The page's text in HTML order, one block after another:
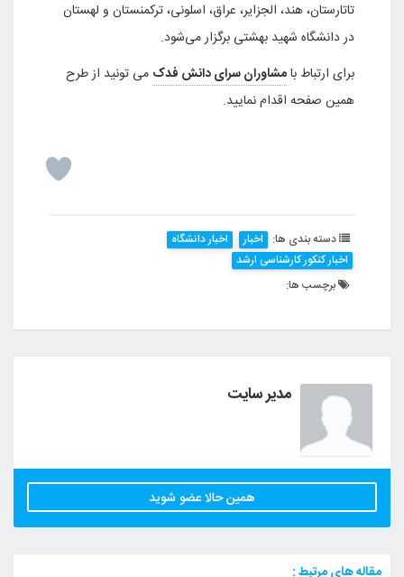
تاتارستان، هند، الجزایر، عراق، اسلونی، ترکمنستان و لهستان
در دانشگاه شهید بهشتی برگزار می‌شود.
برای ارتباط بامشاوران سرای دانش فدک می تونید از طرح
همین صفحه اقدام نمایید.
دسته بندی ها: اخبار
اخبار دانشگاه
اخبار کنکور کارشناسی ارشد
برچسب ها:
مدیر سایت
همین حالا عضو شوید